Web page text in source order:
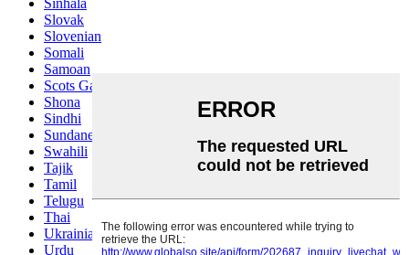
Slovak
Slovenian
Somali
Samoan
Scots Gaelic
Shona
Sindhi
Sundanese
Swahili
Tajik
Tamil
Telugu
Thai
Ukrainian
Urdu